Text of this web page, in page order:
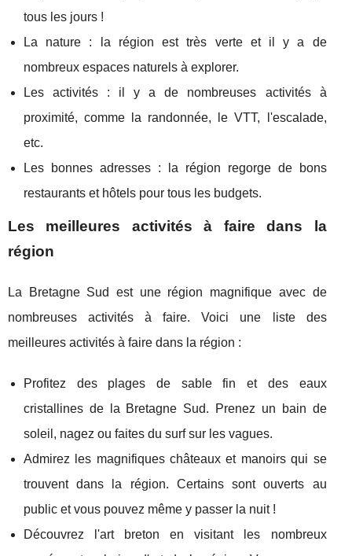
tous les jours !
La nature : la région est très verte et il y a de
nombreux espaces naturels à explorer.
Les activités : il y a de nombreuses activités à
proximité, comme la randonnée, le VTT, l'escalade,
etc.
Les bonnes adresses : la région regorge de bons
restaurants et hôtels pour tous les budgets.
Les meilleures activités à faire dans la
région
La Bretagne Sud est une région magnifique avec de
nombreuses activités à faire. Voici une liste des
meilleures activités à faire dans la région :
Profitez des plages de sable fin et des eaux
cristallines de la Bretagne Sud. Prenez un bain de
soleil, nagez ou faites du surf sur les vagues.
Admirez les magnifiques châteaux et manoirs qui se
trouvent dans la région. Certains sont ouverts au
public et vous pouvez même y passer la nuit !
Découvrez l'art breton en visitant les nombreux